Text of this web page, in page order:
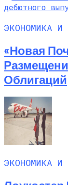
ЭКОНОМИКА И
«Новая
Облигаций
ЭКОНОМИКА И